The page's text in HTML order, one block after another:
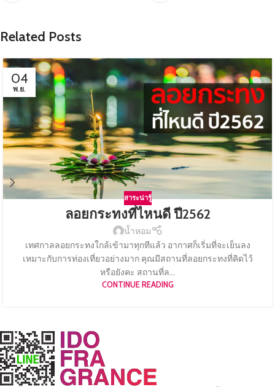
Related Posts
04
พ.ย.
สาระน่ารู้
ลอยกระทงที่ไหนดี ปี2562
น้ำหอม
เทศกาลลอยกระทงใกล้เข้ามาทุกทีแล้ว อากาศก็เริ่มที่จะเย็นลง
เหมาะกับการท่องเที่ยวอย่างมาก คุณมีสถานที่ลอยกระทงที่คิดไว้
หรือยังคะ สถานที่ล...
CONTINUE READING